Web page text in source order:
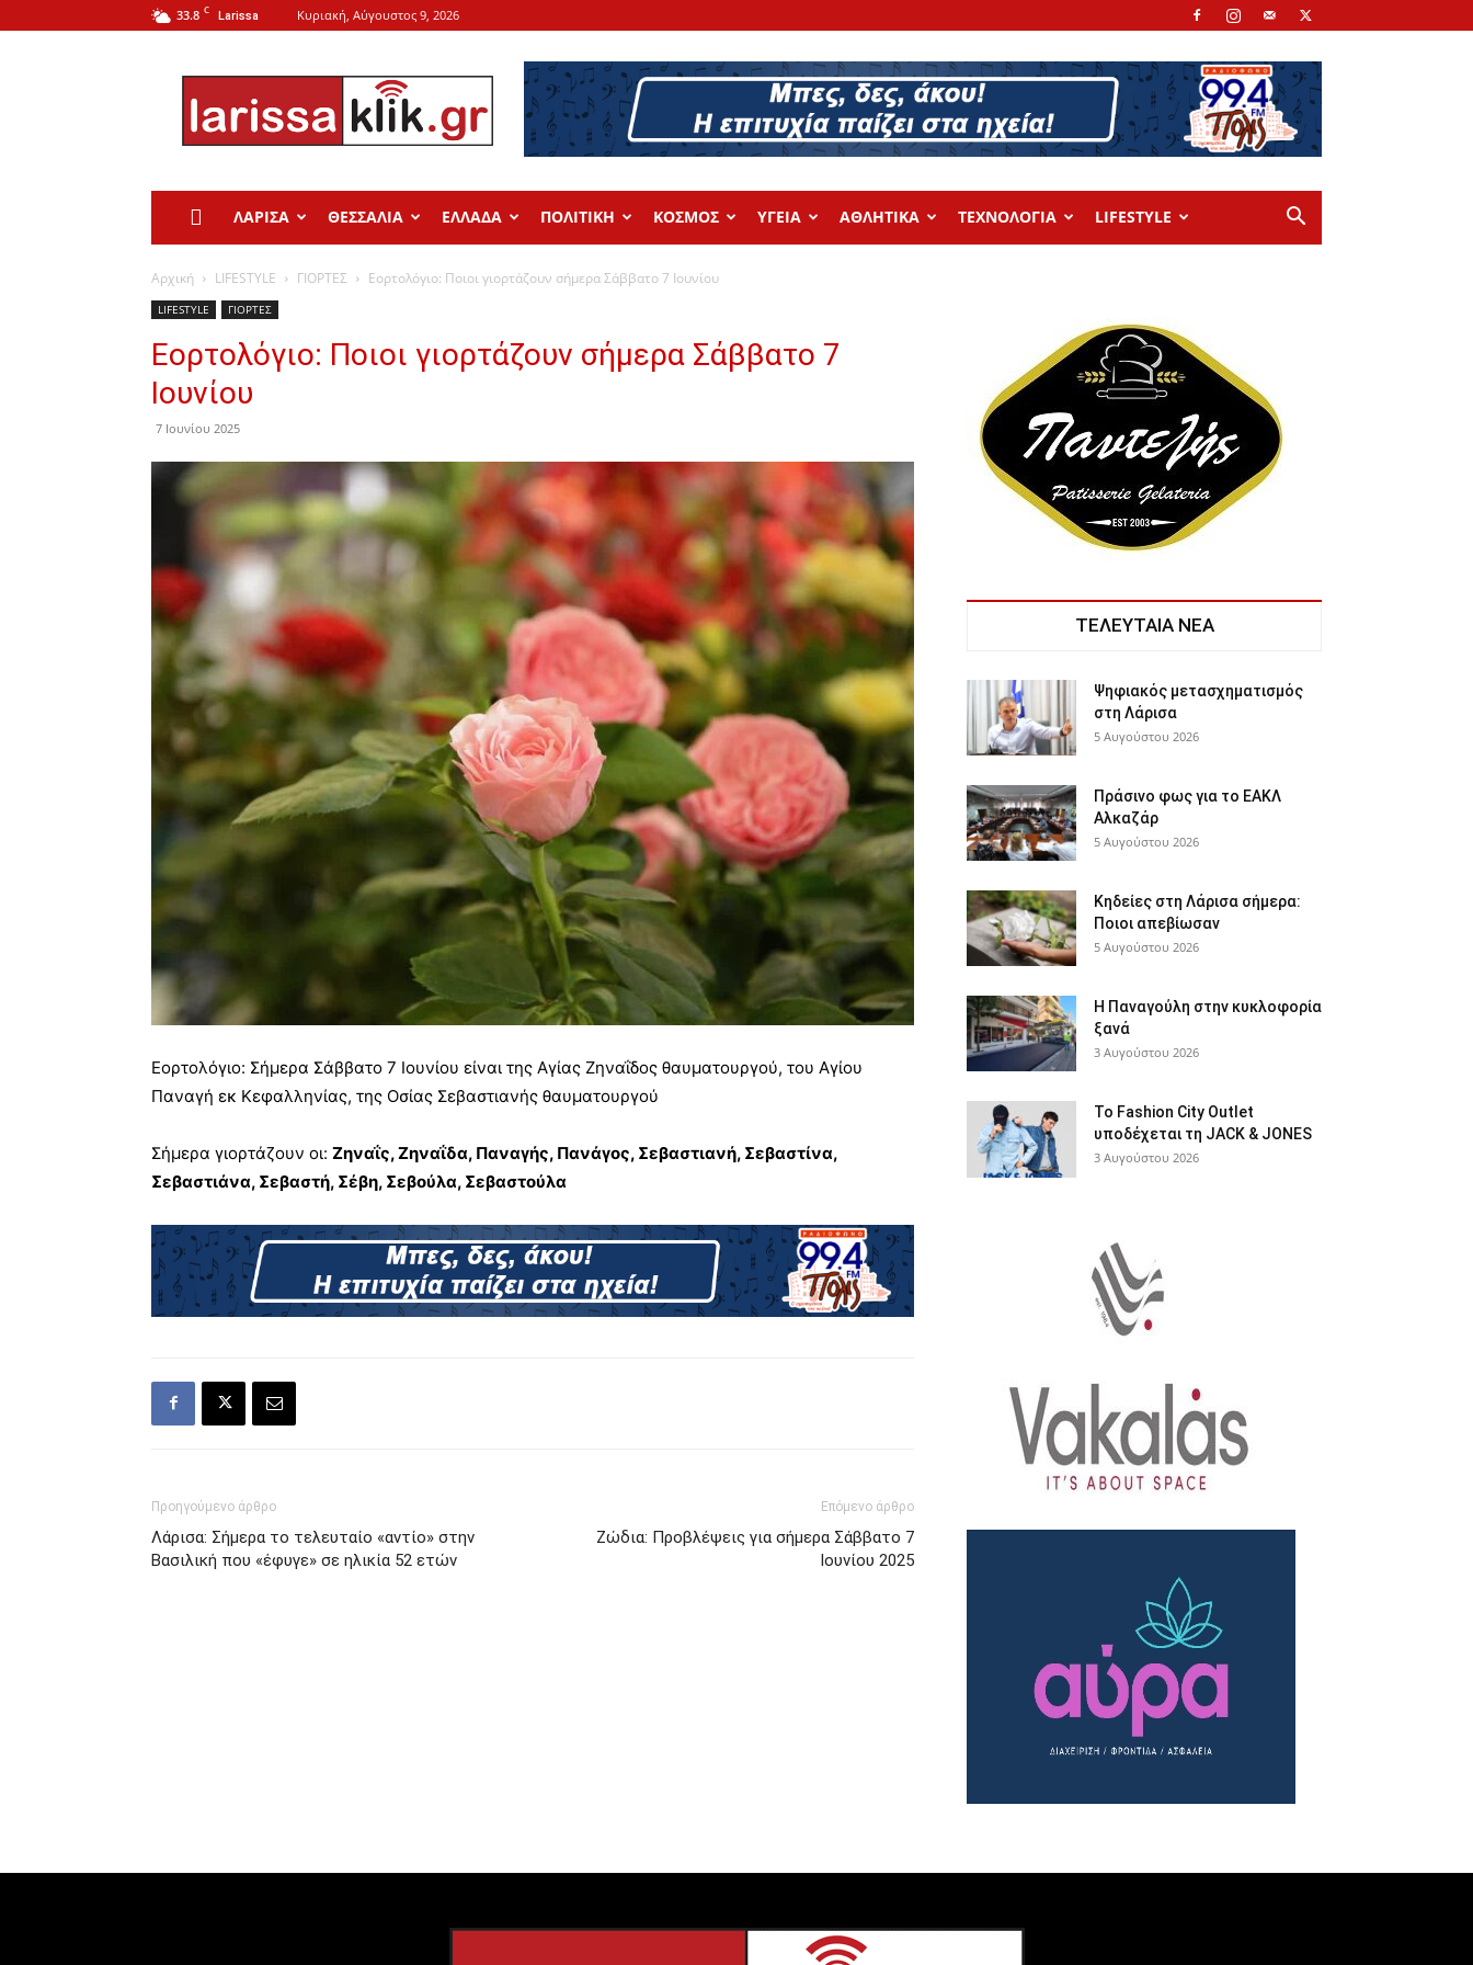
33.8 C Larissa Κυριακή, Αύγουστος 9, 2026
Larissa
ΛΑΡΙΣΑ ΘΕΣΣΑΛΙΑ ΕΛΛΑΔΑ ΠΟΛΙΤΙΚΗ ΚΟΣΜΟΣ ΥΓΕΙΑ ΑΘΛΗΤΙΚΑ ΤΕΧΝΟΛΟΓΙΑ LIFESTYLE
Αρχική LIFESTYLE ΓΙΟΡΤΕΣ Εορτολόγιο: Ποιοι γιορτάζουν σήμερα Σάββατο 7 Ιουνίου
LIFESTYLE ΓΙΟΡΤΕΣ
Εορτολόγιο: Ποιοι γιορτάζουν σήμερα Σάββατο 7
Ιουνίου
7 Ιουνίου 2025
Εορτολόγιο: Σήμερα Σάββατο 7 Ιουνίου είναι της Αγίας Ζηναΐδος θαυματουργού, του Αγίου
Παναγή εκ Κεφαλληνίας, της Οσίας Σεβαστιανής θαυματουργού
Σήμερα γιορτάζουν οι: Ζηναΐς, Ζηναΐδα, Παναγής, Πανάγος, Σεβαστιανή, Σεβαστίνα,
Σεβαστιάνα, Σεβαστή, Σέβη, Σεβούλα, Σεβαστούλα
Προηγούμενο άρθρο
Λάρισα: Σήμερα το τελευταίο «αντίο» στην
Βασιλική που «έφυγε» σε ηλικία 52 ετών
Επόμενο άρθρο
Ζώδια: Προβλέψεις για σήμερα Σάββατο 7
Ιουνίου 2025
ΤΕΛΕΥΤΑΙΑ ΝΕΑ
Ψηφιακός μετασχηματισμός
στη Λάρισα
5 Αυγούστου 2026
Πράσινο φως για το ΕΑΚΛ
Αλκαζάρ
5 Αυγούστου 2026
Κηδείες στη Λάρισα σήμερα:
Ποιοι απεβίωσαν
5 Αυγούστου 2026
Η Παναγούλη στην κυκλοφορία
ξανά
3 Αυγούστου 2026
Το Fashion City Outlet
υποδέχεται τη JACK & JONES
3 Αυγούστου 2026